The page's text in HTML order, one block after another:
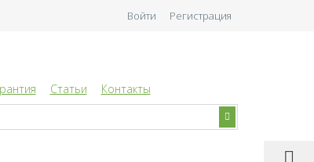
Войти Регистрация
Статьи Контакты